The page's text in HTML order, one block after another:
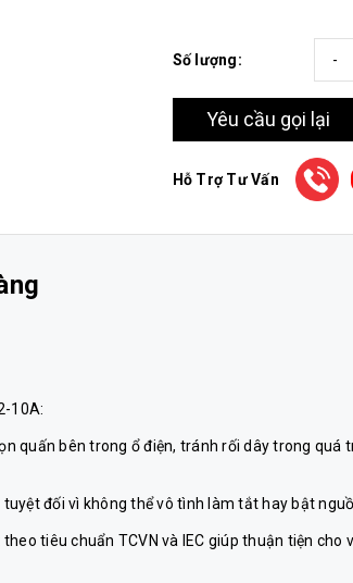
Số lượng: -
Yêu cầu gọi lại
Hỗ Trợ Tư Vấn
10A:
quấn bên trong ổ điện, tránh rối dây trong quá
đối vì không thể vô tình làm tắt hay bật
tiêu chuẩn TCVN và IEC giúp thuận tiện cho